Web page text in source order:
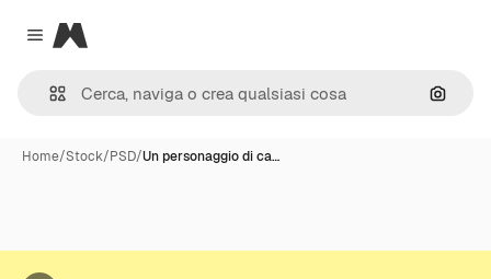
Close menu
Magnific
Cerca
Home/Stock/PSD/Un personaggio di ca…